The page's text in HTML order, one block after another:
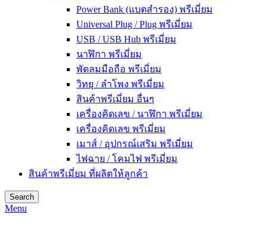
Power Bank (แบตสำรอง) พรีเมี่ยม
Universal Plug / Plug พรีเมี่ยม
USB / USB Hub พรีเมี่ยม
นาฬิกา พรีเมี่ยม
พัดลมมือถือ พรีเมี่ยม
วิทยุ / ลำโพง พรีเมี่ยม
สินค้าพรีเมี่ยม อื่นๆ
เครื่องคิดเลข / นาฬิกา พรีเมี่ยม
เครื่องคิดเลข พรีเมี่ยม
เมาส์ / อุปกรณ์เสริม พรีเมี่ยม
ไฟฉาย / โคมไฟ พรีเมี่ยม
สินค้าพรีเมี่ยม ที่ผลิตให้ลูกค้า
Search
Menu